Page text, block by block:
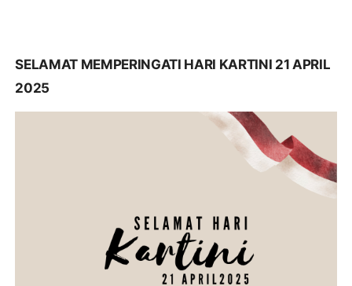
SELAMAT MEMPERINGATI HARI KARTINI 21 APRIL
2025